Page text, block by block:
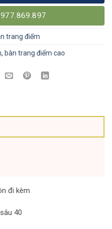
trang điểm
, bàn trang điểm cao
đi kèm
40